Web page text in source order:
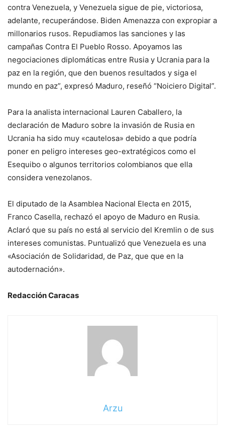
contra Venezuela, y Venezuela sigue de pie, victoriosa,
adelante, recuperándose. Biden Amenazza con expropiar a
millonarios rusos. Repudiamos las sanciones y las
campañas Contra El Pueblo Rosso. Apoyamos las
negociaciones diplomáticas entre Rusia y Ucrania para la
paz en la región, que den buenos resultados y siga el
mundo en paz”, expresó Maduro, reseñó “Noiciero Digital”.
Para la analista internacional Lauren Caballero, la
declaración de Maduro sobre la invasión de Rusia en
Ucrania ha sido muy «cautelosa» debido a que podría
poner en peligro intereses geo-extratégicos como el
Esequibo o algunos territorios colombianos que ella
considera venezolanos.
El diputado de la Asamblea Nacional Electa en 2015,
Franco Casella, rechazó el apoyo de Maduro en Rusia.
Aclaró que su país no está al servicio del Kremlin o de sus
intereses comunistas. Puntualizó que Venezuela es una
«Asociación de Solidaridad, de Paz, que que en la
autodernación».
Redacción Caracas
Arzu